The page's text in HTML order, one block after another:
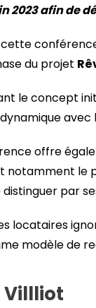
2023 afin de
cette
du projet
le concept
avec
offre
notamment le
distinguer par
locataires
modèle de
Villliot